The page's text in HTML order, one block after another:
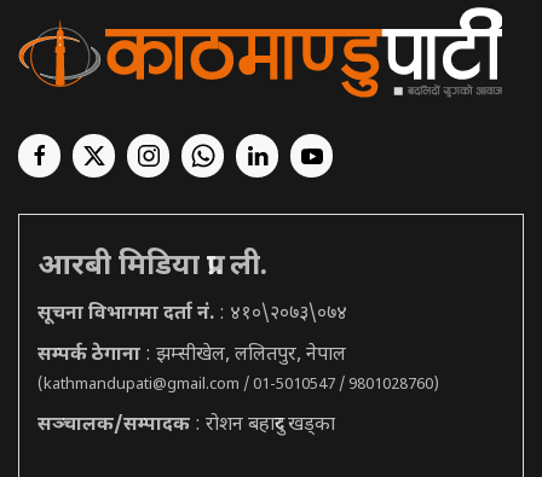
आरबी मिडिया प्रा. ली.
सूचना विभागमा दर्ता नं. : ४१०\२०७३\०७४
सम्पर्क ठेगाना : झम्सीखेल, ललितपुर, नेपाल
(kathmandupati@gmail.com / 01-5010547 / 9801028760)
सञ्चालक/सम्पादक : रोशन बहादुर खड्का